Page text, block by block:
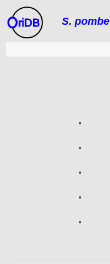
riDB S. pombe